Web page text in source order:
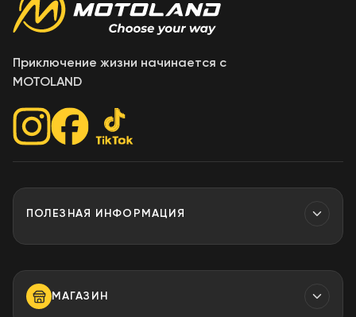
Приключение жизни начинается с
MOTOLAND
ПОЛЕЗНАЯ ИНФОРМАЦИЯ
МАГАЗИН